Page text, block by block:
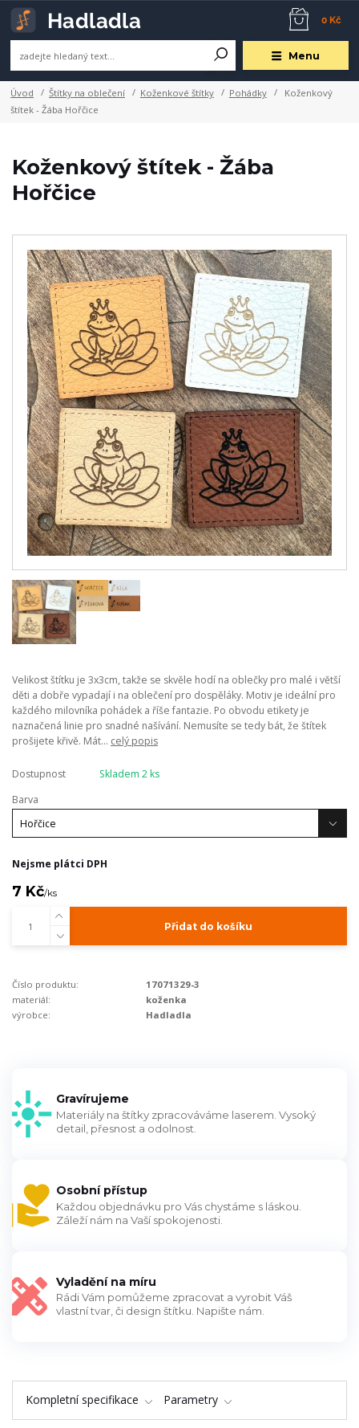
Menu
0 Kč
Úvod Štítky na oblečení Koženkové štítky Pohádky
Koženkový
štítek - Žába Hořčice
Koženkový štítek - Žába
Hořčice
Velikost štítku je 3x3cm, takže se skvěle hodí na oblečky pro malé i větší
děti a dobře vypadají i na oblečení pro dospěláky. Motiv je ideální pro
každého milovníka pohádek a říše fantazie. Po obvodu etikety je
naznačená linie pro snadné našívání. Nemusíte se tedy bát, že štítek
prošijete křivě. Mát... celý popis
Dostupnost
Skladem 2 ks
Barva
Nejsme plátci DPH
7 Kč/ks
Přidat do košíku
Číslo produktu:
17071329-3
materiál:
koženka
výrobce:
Hadladla
Gravírujeme
Materiály na štítky zpracováváme laserem. Vysoký
detail, přesnost a odolnost.
Osobní přístup
Každou objednávku pro Vás chystáme s láskou.
Záleží nám na Vaší spokojenosti.
Vyladění na míru
Rádi Vám pomůžeme zpracovat a vyrobit Váš
vlastní tvar, či design štítku. Napište nám.
Kompletní specifikace Parametry